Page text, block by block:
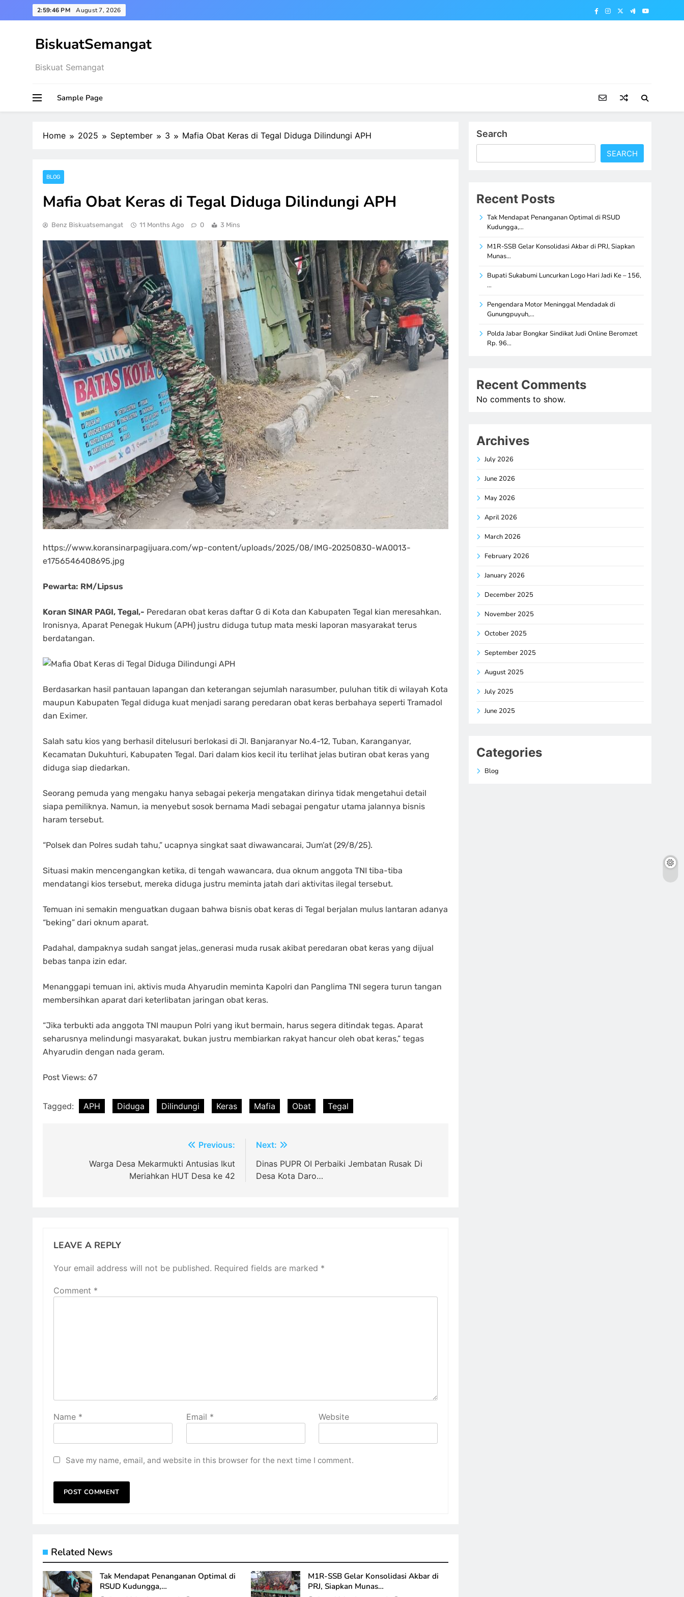
to
2:59:47 PM August 7, 2026
BiskuatSemangat
Biskuat Semangat
Sample Page
Home 2025 September 3 Mafia Obat Keras di Tegal Diduga Dilindungi APH
BLOG
Mafia Obat Keras di Tegal Diduga Dilindungi APH
Benz Biskuatsemangat 11 Months Ago 0 3 Mins
https://www.koransinarpagijuara.com/wp-content/uploads/2025/08/IMG-20250830-WA0013-
e1756546408695.jpg
Pewarta: RM/Lipsus
Koran SINAR PAGI, Tegal,- Peredaran obat keras daftar G di Kota dan Kabupaten Tegal kian meresahkan.
Ironisnya, Aparat Penegak Hukum (APH) justru diduga tutup mata meski laporan masyarakat terus
berdatangan.
Berdasarkan hasil pantauan lapangan dan keterangan sejumlah narasumber, puluhan titik di wilayah Kota
maupun Kabupaten Tegal diduga kuat menjadi sarang peredaran obat keras berbahaya seperti Tramadol
dan Eximer.
Salah satu kios yang berhasil ditelusuri berlokasi di Jl. Banjaranyar No.4-12, Tuban, Karanganyar,
Kecamatan Dukuhturi, Kabupaten Tegal. Dari dalam kios kecil itu terlihat jelas butiran obat keras yang
diduga siap diedarkan.
Seorang pemuda yang mengaku hanya sebagai pekerja mengatakan dirinya tidak mengetahui detail
siapa pemiliknya. Namun, ia menyebut sosok bernama Madi sebagai pengatur utama jalannya bisnis
haram tersebut.
“Polsek dan Polres sudah tahu,” ucapnya singkat saat diwawancarai, Jum’at (29/8/25).
Situasi makin mencengangkan ketika, di tengah wawancara, dua oknum anggota TNI tiba-tiba
mendatangi kios tersebut, mereka diduga justru meminta jatah dari aktivitas ilegal tersebut.
Temuan ini semakin menguatkan dugaan bahwa bisnis obat keras di Tegal berjalan mulus lantaran adanya
“beking” dari oknum aparat.
Padahal, dampaknya sudah sangat jelas,.generasi muda rusak akibat peredaran obat keras yang dijual
bebas tanpa izin edar.
Menanggapi temuan ini, aktivis muda Ahyarudin meminta Kapolri dan Panglima TNI segera turun tangan
membersihkan aparat dari keterlibatan jaringan obat keras.
“Jika terbukti ada anggota TNI maupun Polri yang ikut bermain, harus segera ditindak tegas. Aparat
seharusnya melindungi masyarakat, bukan justru membiarkan rakyat hancur oleh obat keras,” tegas
Ahyarudin dengan nada geram.
Post Views: 67
Tagged: APH Diduga Dilindungi Keras Mafia Obat Tegal
navigation
Previous:
Warga Desa Mekarmukti Antusias Ikut
Meriahkan HUT Desa ke 42
Next:
Dinas PUPR OI Perbaiki Jembatan Rusak Di
Desa Kota Daro…
LEAVE A REPLY
Your email address will not be published. Required fields are marked *
Comment *
Name * Email * Website
Save my name, email, and website in this browser for the next time I comment.
Related News
Tak Mendapat Penanganan Optimal di
RSUD Kudungga,…
M1R-SSB Gelar Konsolidasi Akbar di
PRJ, Siapkan Munas…
Search
SEARCH
Recent Posts
Tak Mendapat Penanganan Optimal di RSUD
Kudungga,…
M1R-SSB Gelar Konsolidasi Akbar di PRJ, Siapkan
Munas…
Bupati Sukabumi Luncurkan Logo Hari Jadi Ke – 156,
…
Pengendara Motor Meninggal Mendadak di
Gunungpuyuh,…
Polda Jabar Bongkar Sindikat Judi Online Beromzet
Rp. 96…
Recent Comments
No comments to show.
Archives
July 2026
June 2026
May 2026
April 2026
March 2026
February 2026
January 2026
December 2025
November 2025
October 2025
September 2025
August 2025
July 2025
June 2025
Categories
Blog